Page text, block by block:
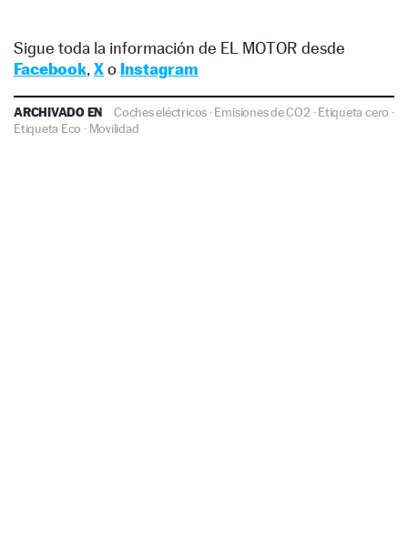
Sigue toda la información de EL MOTOR desde
Facebook, Xo Instagram
ARCHIVADO EN Coches eléctricos ·Emisiones de CO2 ·Etiqueta cero ·
Etiqueta Eco · Movilidad